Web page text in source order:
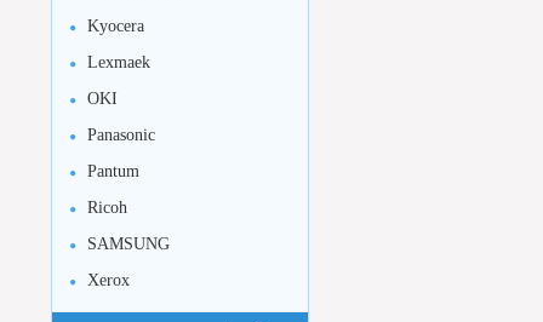
Kyocera
Lexmaek
OKI
Panasonic
Pantum
Ricoh
SAMSUNG
Xerox